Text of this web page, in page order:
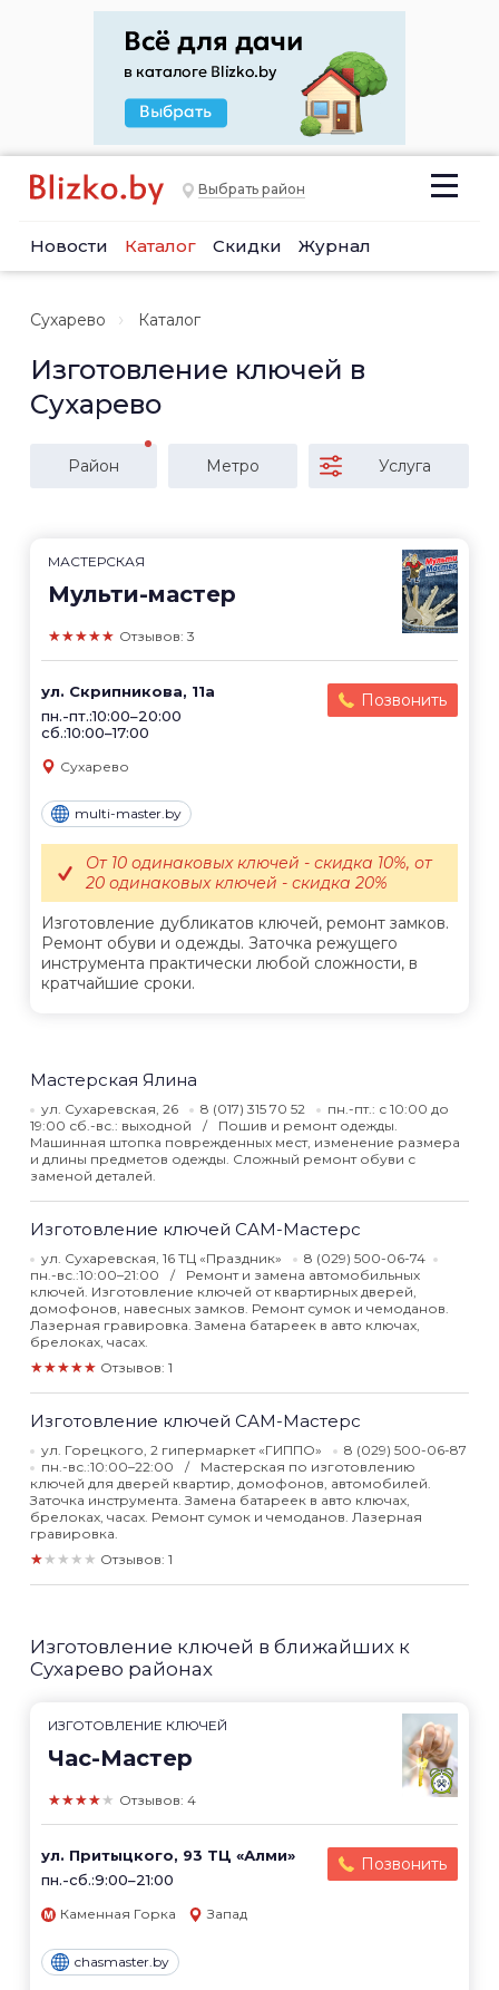
Выбрать район
Новости Каталог Скидки Журнал
Сухарево Каталог
Изготовление ключей в
Сухарево
Район Метро Услуга
МАСТЕРСКАЯ
Мульти-мастер
★★★★★ Отзывов: 3
ул. Скрипникова, 11а
пн.-пт.:10:00–20:00
сб.:10:00–17:00
Позвонить
Сухарево
multi-master.by
Изготовление дубликатов ключей, ремонт замков.
Ремонт обуви и одежды. Заточка режущего
инструмента практически любой сложности, в
кратчайшие сроки.
От 10 одинаковых ключей - скидка 10%, от
20 одинаковых ключей - скидка 20%
Мастерская Ялина
ул. Сухаревская, 26 8 (017) 315 70 52
пн.-пт.: с 10:00 до
19:00 сб.-вс.: выходной
Пошив и ремонт одежды.
Машинная штопка поврежденных мест, изменение размера
и длины предметов одежды. Сложный ремонт обуви с
заменой деталей.
Изготовление ключей САМ-Мастерс
ул. Сухаревская, 16 ТЦ «Праздник»
8 (029) 500-06-74
пн.-вс.:10:00–21:00
Ремонт и замена автомобильных
ключей. Изготовление ключей от квартирных дверей,
домофонов, навесных замков. Ремонт сумок и чемоданов.
Лазерная гравировка. Замена батареек в авто ключах,
брелоках, часах.
★★★★★ Отзывов: 1
Изготовление ключей САМ-Мастерс
ул. Горецкого, 2 гипермаркет «ГИППО»
8 (029) 500-06-87
пн.-вс.:10:00–22:00
Мастерская по изготовлению
ключей для дверей квартир, домофонов, автомобилей.
Заточка инструмента. Замена батареек в авто ключах,
брелоках, часах. Ремонт сумок и чемоданов. Лазерная
гравировка.
★★★★★ Отзывов: 1
Изготовление ключей в ближайших к
Сухарево районах
ИЗГОТОВЛЕНИЕ КЛЮЧЕЙ
Час-Мастер
★★★★★ Отзывов: 4
ул. Притыцкого, 93 ТЦ «Алми»
пн.-сб.:9:00–21:00
Позвонить
Каменная Горка Запад
chasmaster.by